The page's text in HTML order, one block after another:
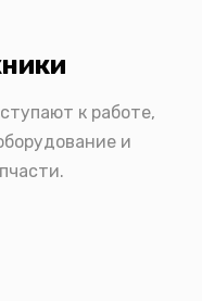
к работе,
и